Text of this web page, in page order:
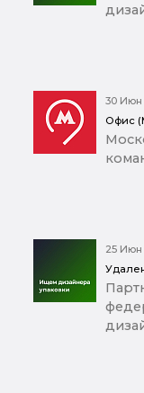
30 Июн
Офис
25 Июн